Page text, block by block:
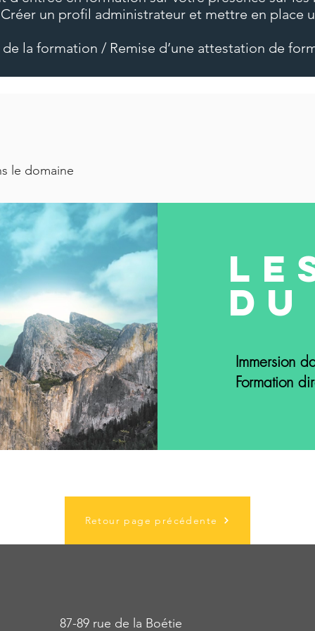
un profil administrateur et mettre en place
la formation / Remise d’une attestation de
le domaine
Immersion
Formation
Retour page précédente
87-89 rue de la Boétie